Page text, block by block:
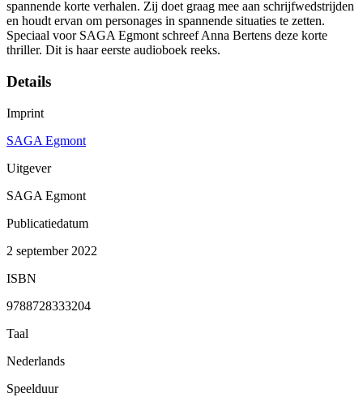
spannende korte verhalen. Zij doet graag mee aan schrijfwedstrijden
en houdt ervan om personages in spannende situaties te zetten.
Speciaal voor SAGA Egmont schreef Anna Bertens deze korte
thriller. Dit is haar eerste audioboek reeks.
Details
Imprint
SAGA Egmont
Uitgever
SAGA Egmont
Publicatiedatum
2 september 2022
ISBN
9788728333204
Taal
Nederlands
Speelduur